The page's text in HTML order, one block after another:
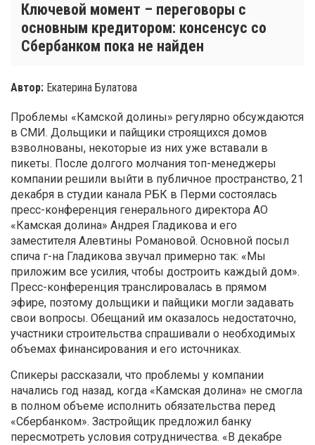
Ключевой момент – переговоры с
основным кредитором: консенсус со
Сбербанком пока не найден
Автор: Екатерина Булатова
Проблемы «Камской долины» регулярно обсуждаются
в СМИ. Дольщики и пайщики строящихся домов
взволнованы, некоторые из них уже вставали в
пикеты. После долгого молчания топ-менеджеры
компании решили выйти в публичное пространство, 21
декабря в студии канала РБК в Перми состоялась
пресс-конференция генерального директора АО
«Камская долина» Андрея Гладикова и его
заместителя Алевтины Романовой. Основной посыл
спича г-на Гладикова звучал примерно так: «Мы
приложим все усилия, чтобы достроить каждый дом».
Пресс-конференция транслировалась в прямом
эфире, поэтому дольщики и пайщики могли задавать
свои вопросы. Обещаний им оказалось недостаточно,
участники строительства спрашивали о необходимых
объемах финансирования и его источниках.
Спикеры рассказали, что проблемы у компании
начались год назад, когда «Камская долина» не смогла
в полном объеме исполнить обязательства перед
«Сбербанком». Застройщик предложил банку
пересмотреть условия сотрудничества. «В декабре